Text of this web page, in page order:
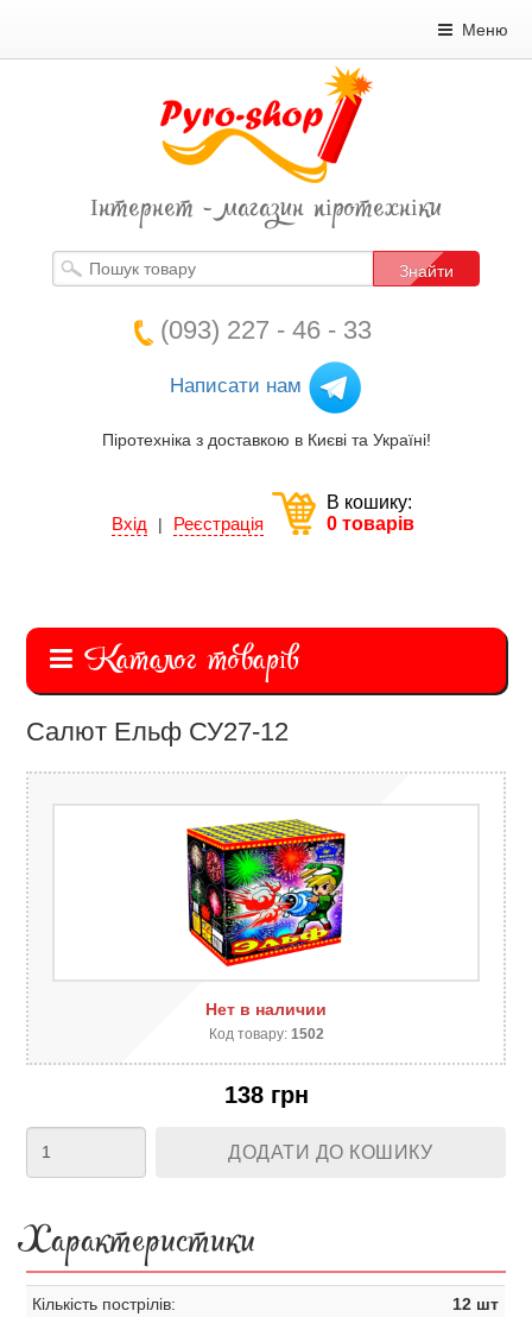
Меню
Інтернет - магазин піротехніки
Знайти
(093) 227 - 46 - 33
Написати нам
Піротехніка з доставкою в Києві та Україні!
Вхід | Реєстрація
В кошику:
0 товарів
Каталог товарів
Салют Ельф СУ27-12
Нет в наличии
Код товару: 1502
138 грн
ДОДАТИ ДО КОШИКУ
Характеристики
Кількість пострілів:
12 шт